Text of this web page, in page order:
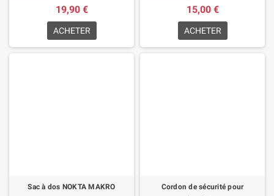
19,90 €
ACHETER
15,00 €
ACHETER
Sac à dos NOKTA MAKRO
Cordon de sécurité pour